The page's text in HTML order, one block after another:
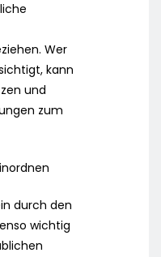
Wer
kann
und
zum
durch den
wichtig